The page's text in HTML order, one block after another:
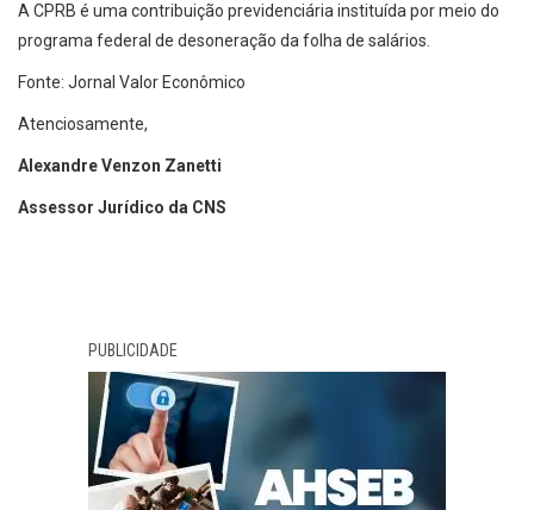
A CPRB é uma contribuição previdenciária instituída por meio do
programa federal de desoneração da folha de salários.
Fonte: Jornal Valor Econômico
Atenciosamente,
Alexandre Venzon Zanetti
Assessor Jurídico da CNS
PUBLICIDADE